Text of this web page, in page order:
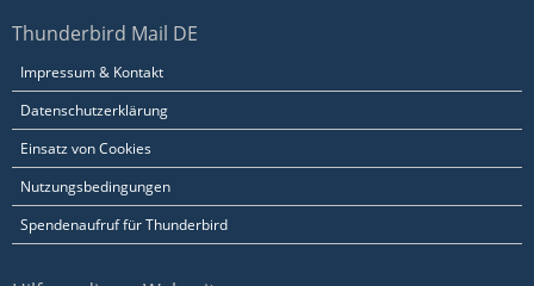
Thunderbird Mail DE
Impressum & Kontakt
Datenschutzerklärung
Einsatz von Cookies
Nutzungsbedingungen
Spendenaufruf für Thunderbird